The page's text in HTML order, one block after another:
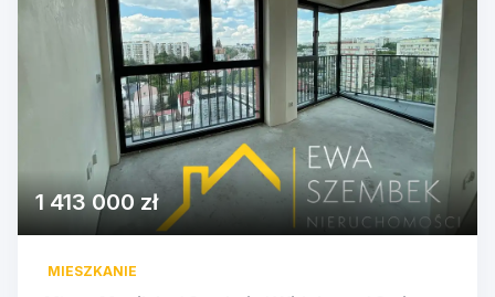
1 413 000 zł
MIESZKANIE